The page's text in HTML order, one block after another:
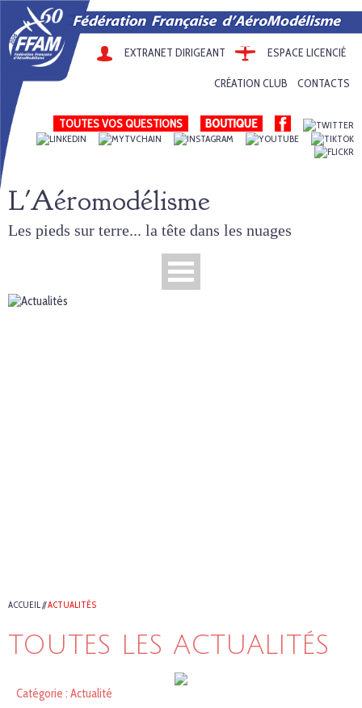
EXTRANET DIRIGEANT ESPACE LICENCIÉ
CRÉATION CLUB CONTACTS
TOUTES VOS QUESTIONS
L'Aéromodélisme
Les pieds sur terre... la tête dans les nuages
ACCUEIL//ACTUALITÉS
TOUTES LES ACTUALITÉS
Catégorie : Actualité